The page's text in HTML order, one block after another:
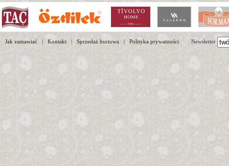
Jak zamawiać |Kontakt | Sprzedaż hurtowa | Polityka prywatności Newsletter